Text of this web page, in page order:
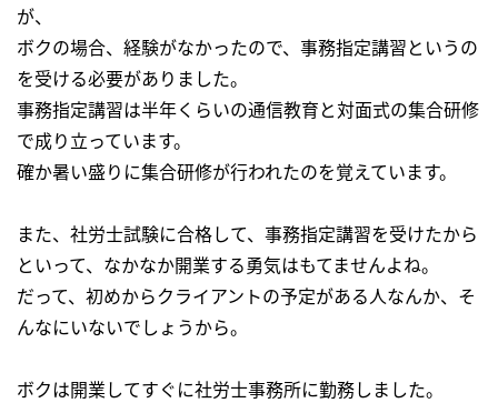
が、
ボクの場合、経験がなかったので、事務指定講習というの
を受ける必要がありました。
事務指定講習は半年くらいの通信教育と対面式の集合研修
で成り立っています。
確か暑い盛りに集合研修が行われたのを覚えています。
また、社労士試験に合格して、事務指定講習を受けたから
といって、なかなか開業する勇気はもてませんよね。
だって、初めからクライアントの予定がある人なんか、そ
んなにいないでしょうから。
ボクは開業してすぐに社労士事務所に勤務しました。